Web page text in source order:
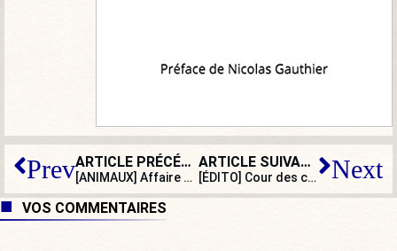
Prev ARTICLE PRÉCÉDENT
[ANIMAUX] Affaire Pilarski : les militants anti-chasse avaient pris leurs désirs pour des réalités
ARTICLE SUIVANT
[ÉDITO] Cour des comptes : nos grands chantiers patrimoniaux risquent « l’impasse financière » ! Next
VOS COMMENTAIRES